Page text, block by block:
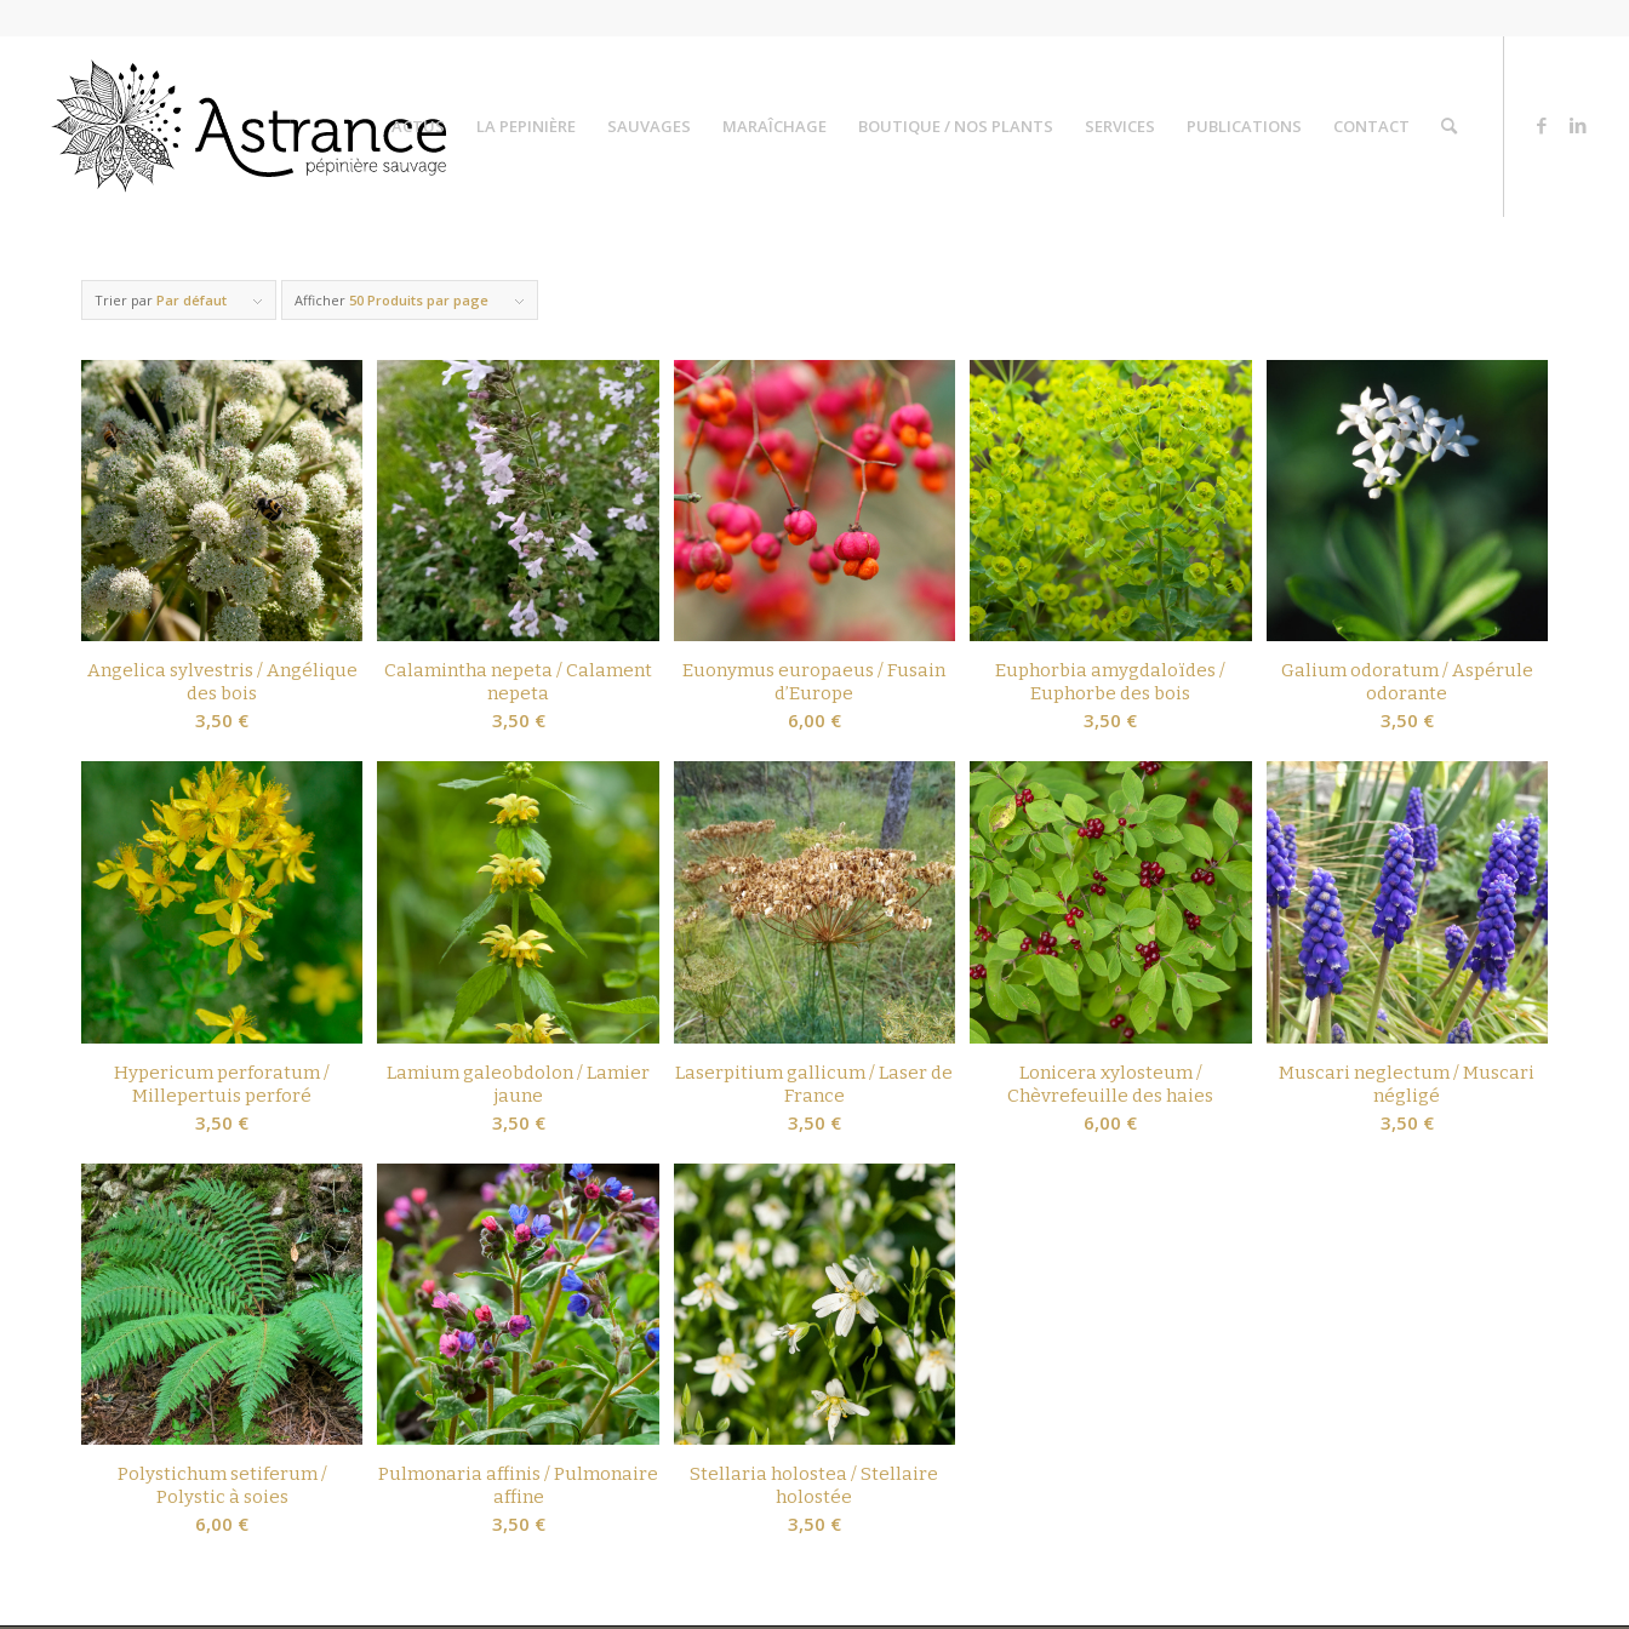
ACTUS LA PEPINIÈRE SAUVAGES MARAÎCHAGE BOUTIQUE / NOS PLANTS SERVICES PUBLICATIONS CONTACT
Trier par Par défaut Afficher 50 Produits par page
Angelica sylvestris / Angélique
des bois
3,50 €
Calamintha nepeta / Calament
nepeta
3,50 €
Euonymus europaeus / Fusain
d’Europe
6,00 €
Euphorbia amygdaloïdes /
Euphorbe des bois
3,50 €
Galium odoratum / Aspérule
odorante
3,50 €
Hypericum perforatum /
Millepertuis perforé
3,50 €
Lamium galeobdolon / Lamier
jaune
3,50 €
Laserpitium gallicum / Laser de
France
3,50 €
Lonicera xylosteum /
Chèvrefeuille des haies
6,00 €
Muscari neglectum / Muscari
négligé
3,50 €
Polystichum setiferum /
Polystic à soies
6,00 €
Pulmonaria affinis / Pulmonaire
affine
3,50 €
Stellaria holostea / Stellaire
holostée
3,50 €